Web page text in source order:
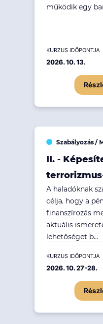
működik egy
KURZUS IDŐPONTJA
2026. 10. 13.
Szabályozás /
II. -
A haladóknak
célja, hogy a
finanszírozás
aktuális
lehetőséget b...
KURZUS IDŐPONTJA
2026. 10. 27-28.